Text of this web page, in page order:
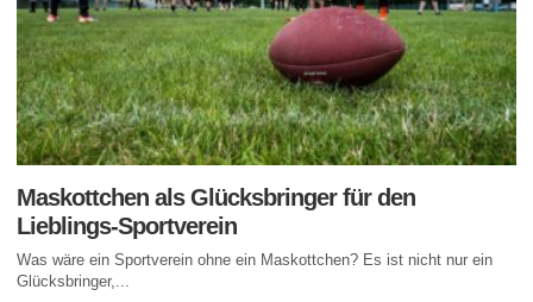
Maskottchen als Glücksbringer für den
Lieblings-Sportverein
Was wäre ein Sportverein ohne ein Maskottchen? Es ist nicht nur ein
Glücksbringer,...